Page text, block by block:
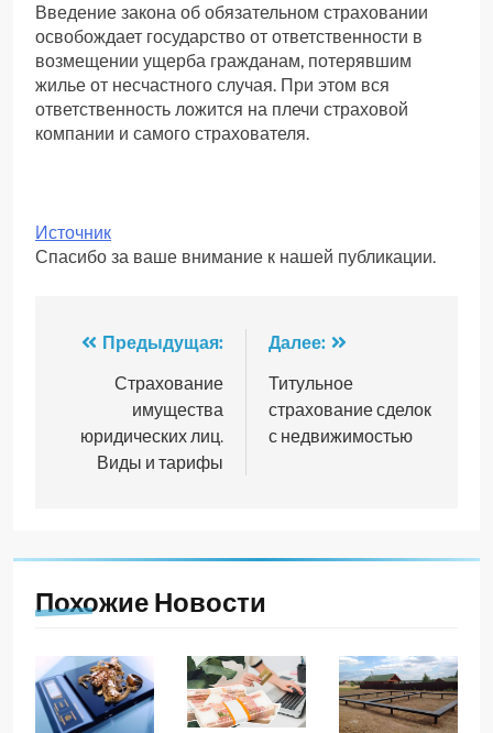
Введение закона об обязательном страховании
освобождает государство от ответственности в
возмещении ущерба гражданам, потерявшим
жилье от несчастного случая. При этом вся
ответственность ложится на плечи страховой
компании и самого страхователя.
Источник
Спасибо за ваше внимание к нашей публикации.
Навигация
записям
Предыдущая:
Страхование
имущества
юридических лиц.
Виды и тарифы
Далее:
Титульное
страхование сделок
с недвижимостью
Похожие Новости